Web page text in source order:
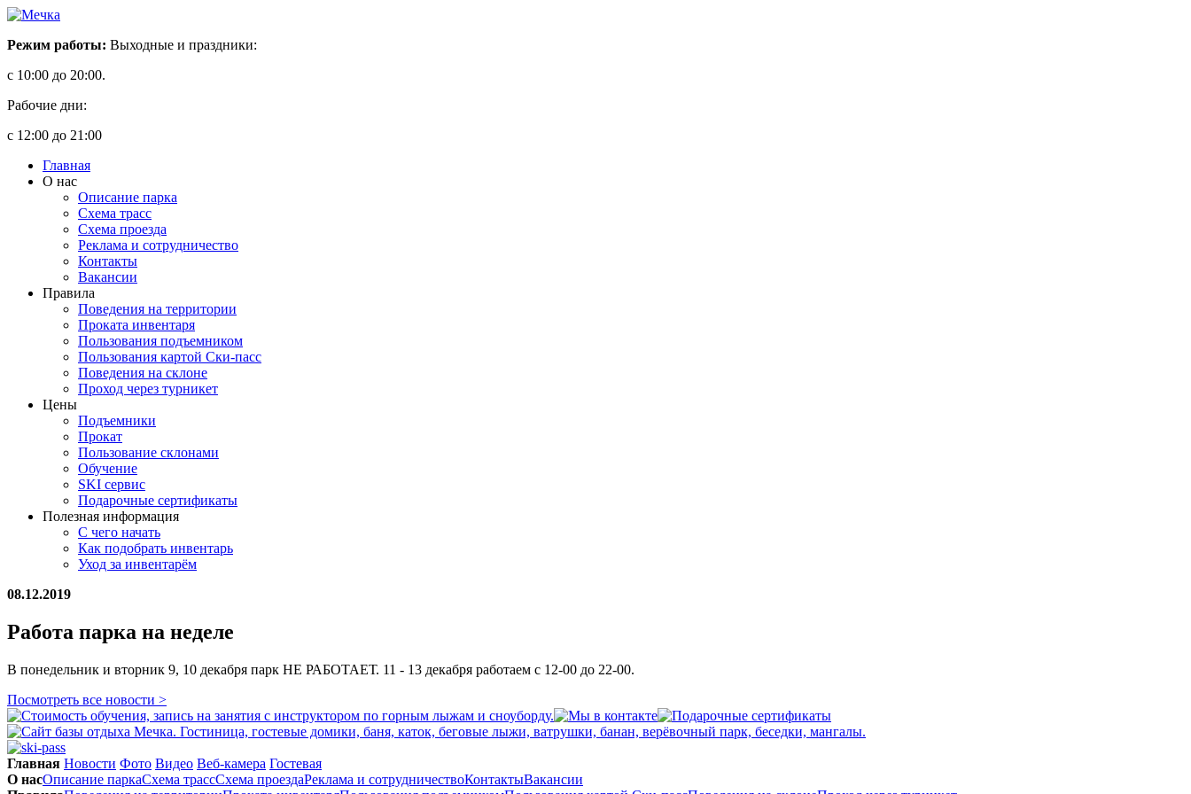
Режим работы: Выходные и праздники:
с 10:00 до 20:00.
Рабочие дни:
с 12:00 до 21:00
Главная
О нас
Описание парка
Схема трасс
Схема проезда
Реклама и сотрудничество
Контакты
Вакансии
Правила
Поведения на территории
Проката инвентаря
Пользования подъемником
Пользования картой Ски-пасс
Поведения на склоне
Проход через турникет
Цены
Подъемники
Прокат
Пользование склонами
Обучение
SKI сервис
Подарочные сертификаты
Полезная информация
С чего начать
Как подобрать инвентарь
Уход за инвентарём
08.12.2019
Работа парка на неделе
В понедельник и вторник 9, 10 декабря парк НЕ РАБОТАЕТ. 11 - 13 декабря работаем с 12-00 до 22-00.
Посмотреть все новости >
Главная Новости Фото Видео Веб-камера Гостевая
О насОписание паркаСхема трассСхема проездаРеклама и сотрудничествоКонтактыВакансии